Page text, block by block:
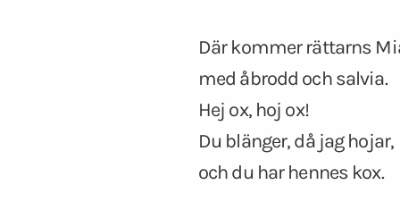
Där kommer rättarns
med åbrodd och salvia.
Hej ox, hoj ox!
Du blänger, då jag hojar,
och du har hennes kox.